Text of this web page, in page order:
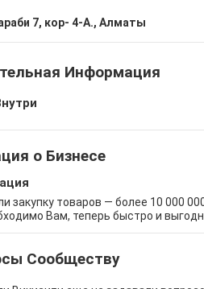
7, кор- 4-А., Алматы
Информация
о Бизнесе
закупку товаров — более 10 000
Вам, теперь быстро и
Сообществу